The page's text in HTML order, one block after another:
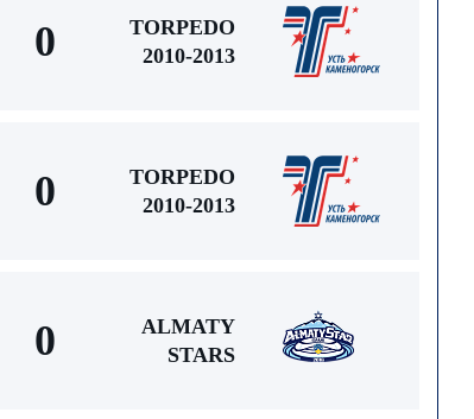
0
TORPEDO
2010-2013
0
TORPEDO
2010-2013
0
ALMATY
STARS